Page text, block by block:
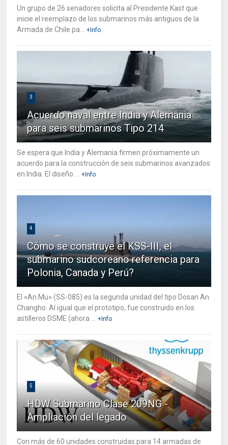
Un grupo de 26 senadores solicita al Presidente Kast que
inicie el reemplazo de los submarinos más antiguos de la
Armada de Chile pa...
+Info
3
Acuerdo naval entre India y Alemania
para seis submarinos Tipo 214
Se espera que India y Alemania firmen próximamente un
acuerdo para la construcción de seis submarinos avanzados
en India. El diseño ...
+Info
4
Cómo se construye el KSS-III, el
submarino sudcoreano referencia para
Polonia, Canada y Perú?
El «An Mu» (SS-085) es la segunda unidad del tipo Dosan An
Changho. Al igual que el prototipo, fue construido en los
astilleros DSME (ahora ...
+Info
5
HDW Submarino Clase 209NG -
Ampliación del legado
Con más de 60 unidades construidas para 14 armadas de